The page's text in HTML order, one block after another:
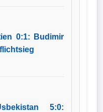
0:1: Budimir
5:0: